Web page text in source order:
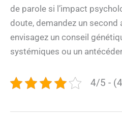
de parole si l’impact
doute, demandez un second
envisagez un conseil
systémiques ou un
4/5 -